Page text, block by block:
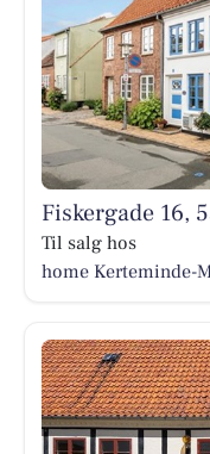
Fiskergade 16,
Til salg hos
home Kerteminde-